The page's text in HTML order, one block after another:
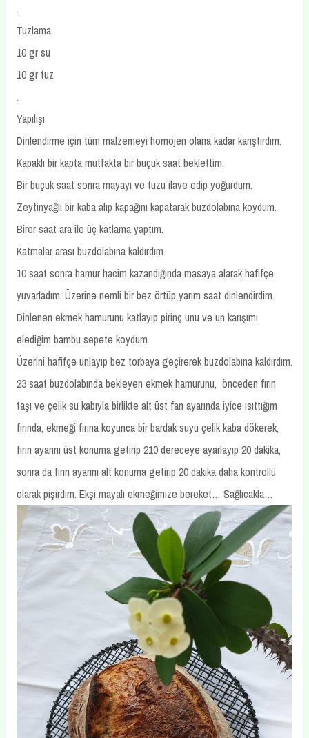
.
Tuzlama
10 gr su
10 gr tuz
.
Yapılışı
Dinlendirme için tüm malzemeyi homojen olana kadar karıştırdım.
Kapaklı bir kapta mutfakta bir buçuk saat beklettim.
Bir buçuk saat sonra mayayı ve tuzu ilave edip yoğurdum.
Zeytinyağlı bir kaba alıp kapağını kapatarak buzdolabına koydum.
Birer saat ara ile üç katlama yaptım.
Katmalar arası buzdolabına kaldırdım.
10 saat sonra hamur hacim kazandığında masaya alarak hafifçe
yuvarladım. Üzerine nemli bir bez örtüp yarım saat dinlendirdim.
Dinlenen ekmek hamurunu katlayıp pirinç unu ve un karışımı
elediğim bambu sepete koydum.
Üzerini hafifçe unlayıp bez torbaya geçirerek buzdolabına kaldırdım.
23 saat buzdolabında bekleyen ekmek hamurunu, önceden fırın
taşı ve çelik su kabıyla birlikte alt üst fan ayarında iyice ısıttığım
fırında, ekmeği fırına koyunca bir bardak suyu çelik kaba dökerek,
fırın ayarını üst konuma getirip 210 dereceye ayarlayıp 20 dakika,
sonra da fırın ayarını alt konuma getirip 20 dakika daha kontrollü
olarak pişirdim. Ekşi mayalı ekmeğimize bereket… Sağlıcakla…